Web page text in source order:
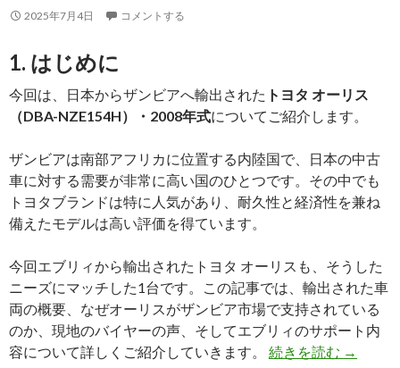
輸
出
ま
し
た！
2025年7月4日 コメントする
1. はじめに
今回は、日本からザンビアへ輸出された トヨタ オーリス
（DBA-NZE154H）・2008年式についてご紹介します。
ザンビアは南部アフリカに位置する内陸国で、日本の中古
車に対する需要が非常に高い国のひとつです。その中でも
トヨタブランドは特に人気があり、耐久性と経済性を兼ね
備えたモデルは高い評価を得ています。
今回エブリィから輸出されたトヨタ オーリスも、そうした
ニーズにマッチした1台です。この記事では、輸出された車
両の概要、なぜオーリスがザンビア市場で支持されている
のか、現地のバイヤーの声、そしてエブリィのサポート内
容について詳しくご紹介していきます。 続きを読む
【買
→